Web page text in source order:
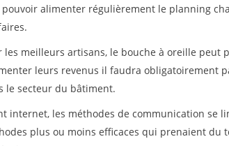
alimenter régulièrement le planning
les meilleurs artisans, le bouche à oreille
leurs revenus il faudra obligatoirement
le secteur du bâtiment.
internet, les méthodes de communication se
plus ou moins efficaces qui prenaient du